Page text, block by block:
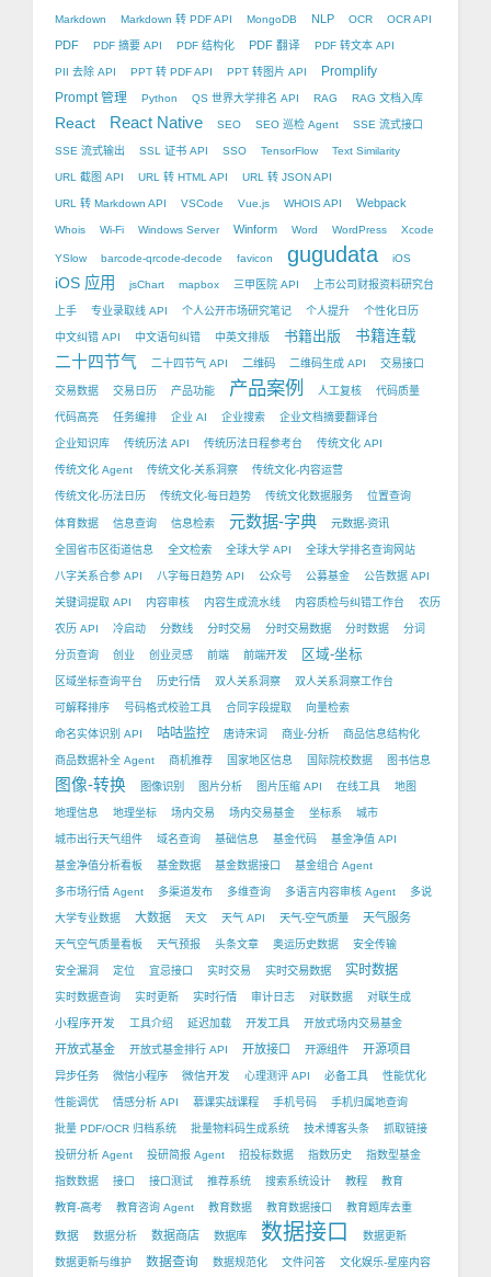
Markdown Markdown 转 PDF API MongoDB NLP OCR OCR API
PDF PDF 摘要 API PDF 结构化 PDF 翻译 PDF 转文本 API
PII 去除 API PPT 转 PDF API PPT 转图片 API
Promplify
Prompt 管理
Python QS 世界大学排名 API RAG RAG 文档入库
React React Native SEO SEO 巡检 Agent SSE 流式接口
SSE 流式输出 SSL 证书 API SSO TensorFlow Text Similarity
URL 截图 API URL 转 HTML API URL 转 JSON API
URL 转 Markdown API VSCode Vue.js WHOIS API Webpack
Whois Wi-Fi Windows Server Winform Word WordPress Xcode
YSlow barcode-qrcode-decode favicon gugudata iOS
iOS 应用 jsChart mapbox 三甲医院 API 上市公司财报资料研究台
上手 专业录取线 API 个人公开市场研究笔记 个人提升 个性化日历
中文纠错 API 中文语句纠错 中英文排版 书籍出版 书籍连载
二十四节气 二十四节气 API 二维码 二维码生成 API 交易接口
交易数据 交易日历 产品功能 产品案例 人工复核 代码质量
代码高亮 任务编排 企业 AI 企业搜索 企业文档摘要翻译台
企业知识库 传统历法 API 传统历法日程参考台 传统文化 API
传统文化 Agent 传统文化-关系洞察 传统文化-内容运营
传统文化-历法日历 传统文化-每日趋势 传统文化数据服务 位置查询
体育数据 信息查询 信息检索 元数据-字典 元数据-资讯
全国省市区街道信息 全文检索 全球大学 API 全球大学排名查询网站
八字关系合参 API 八字每日趋势 API 公众号 公募基金 公告数据 API
关键词提取 API 内容审核 内容生成流水线 内容质检与纠错工作台 农历
农历 API 冷启动 分数线 分时交易 分时交易数据 分时数据 分词
分页查询 创业 创业灵感 前端 前端开发 区域-坐标
区域坐标查询平台 历史行情 双人关系洞察 双人关系洞察工作台
可解释排序 号码格式校验工具 合同字段提取 向量检索
命名实体识别 API 咕咕监控 唐诗宋词 商业-分析 商品信息结构化
商品数据补全 Agent 商机推荐 国家地区信息 国际院校数据 图书信息
图像-转换 图像识别 图片分析 图片压缩 API 在线工具 地图
地理信息 地理坐标 场内交易 场内交易基金 坐标系 城市
城市出行天气组件 域名查询 基础信息 基金代码 基金净值 API
基金净值分析看板 基金数据 基金数据接口 基金组合 Agent
多市场行情 Agent 多渠道发布 多维查询 多语言内容审核 Agent 多说
大学专业数据 大数据 天文 天气 API 天气-空气质量 天气服务
天气空气质量看板 天气预报 头条文章 奥运历史数据 安全传输
安全漏洞 定位 宜忌接口 实时交易 实时交易数据 实时数据
实时数据查询 实时更新 实时行情 审计日志 对联数据 对联生成
小程序开发 工具介绍 延迟加载 开发工具 开放式场内交易基金
开放式基金 开放式基金排行 API 开放接口 开源组件 开源项目
异步任务 微信小程序 微信开发 心理测评 API 必备工具 性能优化
性能调优 情感分析 API 慕课实战课程 手机号码 手机归属地查询
批量 PDF/OCR 归档系统 批量物料码生成系统 技术博客头条 抓取链接
投研分析 Agent 投研简报 Agent 招投标数据 指数历史 指数型基金
指数数据 接口 接口测试 推荐系统 搜索系统设计 教程 教育
教育-高考 教育咨询 Agent 教育数据 教育数据接口 教育题库去重
数据 数据分析 数据商店 数据库 数据接口 数据更新
数据更新与维护 数据查询 数据规范化 文件问答 文化娱乐-星座内容